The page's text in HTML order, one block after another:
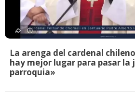
La arenga del cardenal
hay mejor lugar para pasar la
parroquia»